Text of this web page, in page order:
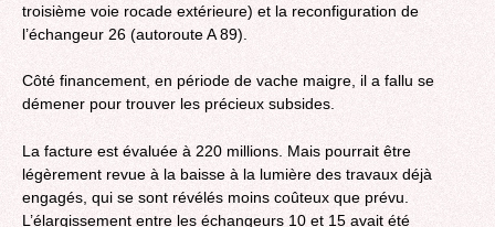
troisième voie rocade extérieure) et la reconfiguration de
l’échangeur 26 (autoroute A 89).
Côté financement, en période de vache maigre, il a fallu se
démener pour trouver les précieux subsides.
La facture est évaluée à 220 millions. Mais pourrait être
légèrement revue à la baisse à la lumière des travaux déjà
engagés, qui se sont révélés moins coûteux que prévu.
L’élargissement entre les échangeurs 10 et 15 avait été